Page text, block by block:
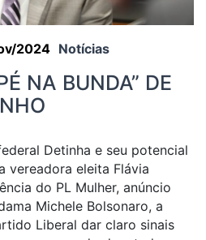
2024 Notícias
NA BUNDA” DE
Detinha e seu potencial
vereadora eleita Flávia
do PL Mulher, anúncio
Michele Bolsonaro, a
Liberal dar claro sinais